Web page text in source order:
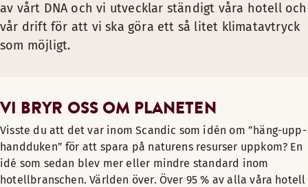
av vårt DNA och vi utvecklar ständigt våra hotell och
vår drift för att vi ska göra ett så litet klimatavtryck
som möjligt.
VI BRYR OSS OM PLANETEN
Visste du att det var inom Scandic som idén om ”häng-upp-
handduken” för att spara på naturens resurser uppkom? En
idé som sedan blev mer eller mindre standard inom
hotellbranschen. Världen över. Över 95 % av alla våra hotell